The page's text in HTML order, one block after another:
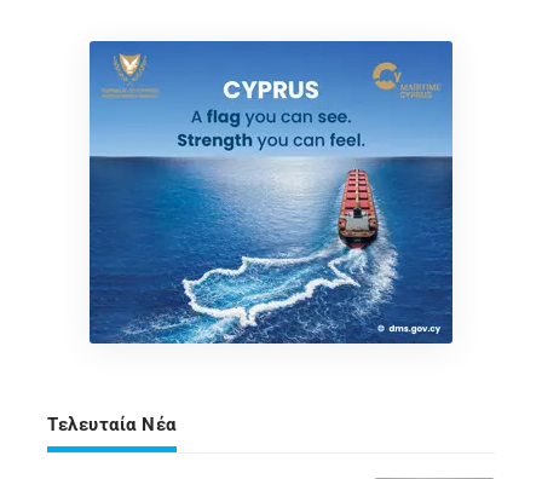
Τελευταία Νέα